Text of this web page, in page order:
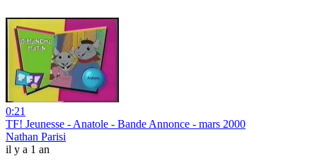
0:21
TF! Jeunesse - Anatole - Bande Annonce - mars 2000
Nathan Parisi
il y a 1 an